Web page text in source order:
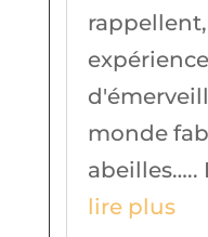
monde
abeilles…..
lire plus